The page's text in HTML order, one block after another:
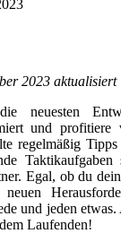
2023 aktualisiert
neuesten
und profitiere
regelmäßig
Egal, ob du
und jeden
Laufenden!